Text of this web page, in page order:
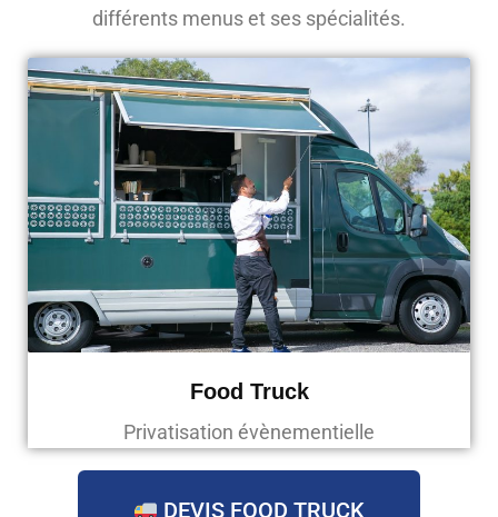
différents menus et ses spécialités.
Food Truck
Privatisation évènementielle
DEVIS FOOD TRUCK